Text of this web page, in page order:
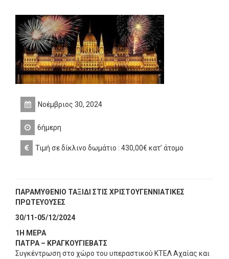
Νοέμβριος 30, 2024
6ήμερη
Τιμή σε δίκλινο δωμάτιο : 430,00€ κατ’ άτομο
ΠΑΡΑΜΥΘΕΝΙΟ ΤΑΞΙΔΙ ΣΤΙΣ ΧΡΙΣΤΟΥΓΕΝΝΙΑΤΙΚΕΣ
ΠΡΩΤΕΥΟΥΣΕΣ
30/11-05/12/2024
1Η ΜΕΡΑ
ΠΑΤΡΑ – ΚΡΑΓΚΟΥΓΙΕΒΑΤΣ
Συγκέντρωση στο χώρο του υπεραστικού ΚΤΕΛ Αχαίας και